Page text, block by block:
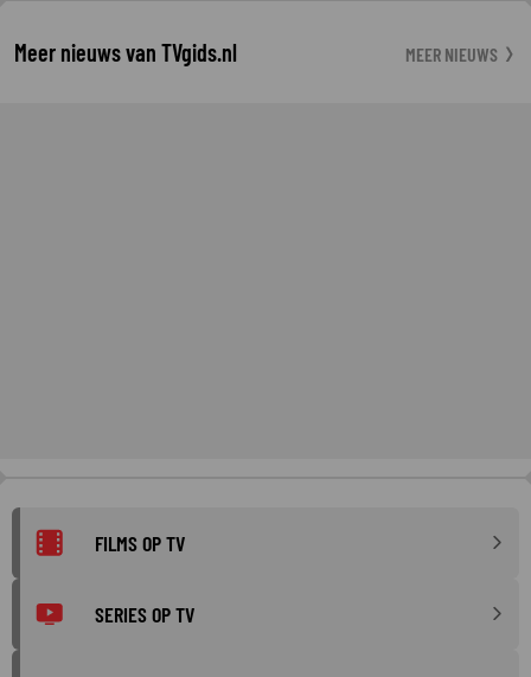
Meer nieuws van TVgids.nl MEER NIEUWS
FILMS OP TV
SERIES OP TV